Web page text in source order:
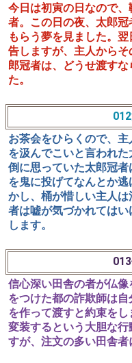
今日は初寅の日なので
者。この日の夜、太郎
もらう夢を見ました。
告しますが、主人から
郎冠者は、どうせ渡す
た。
お茶会をひらくので、
を汲んでこいと言われ
倒に思っていた太郎冠
を鬼に投げてなんとか
かし、桶が惜しい主人
者は嘘が気づかれては
します。
信心深い田舎の者が仏
をつけた都の詐欺師は
を作って渡すと約束を
変装するという大胆な
すが、注文の多い田舎者